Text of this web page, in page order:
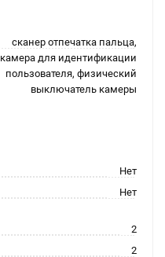
сканер отпечатка пальца,
камера для идентификации
пользователя, физический
выключатель камеры
Нет
Нет
2
2